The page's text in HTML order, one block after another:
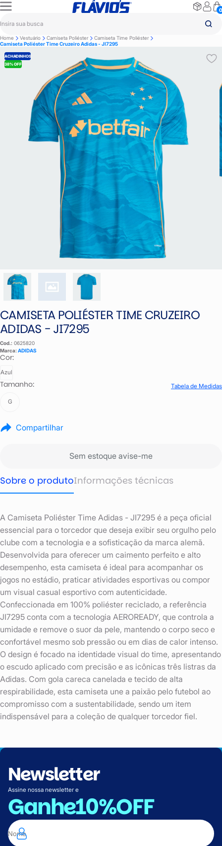
0
Home Vestuário Camiseta Poliéster
Camiseta Time Poliéster
Camiseta Poliéster Time Cruzeiro Adidas - JI7295
38% OFF
ACHADINHOS
CAMISETA POLIÉSTER TIME CRUZEIRO
ADIDAS - JI7295
Cod.: 0625820
Marca: ADIDAS
Cor:
Azul
Tamanho: Tabela de Medidas
G
Compartilhar
Sem estoque avise-me
Sobre o produtoInformações técnicas
A Camiseta Poliéster Time Adidas - JI7295 é a peça oficial
essencial para o torcedor que deseja exibir seu orgulho pelo
clube com a tecnologia e a sofisticação da marca alemã.
Desenvolvida para oferecer um caimento perfeito e alto
desempenho, esta camiseta é ideal para acompanhar os
jogos no estádio, praticar atividades esportivas ou compor
um visual casual esportivo com autenticidade.
Confeccionada em 100% poliéster reciclado, a referência
JI7295 conta com a tecnologia AEROREADY, que controla a
umidade e remove o suor da pele, mantendo o corpo seco e
confortável mesmo sob pressão ou em dias de calor intenso.
O design é focado na identidade visual do time, apresentando
o escudo aplicado com precisão e as icônicas três listras da
Adidas. Com gola careca canelada e tecido de alta
respirabilidade, esta camiseta une a paixão pelo futebol ao
compromisso com a sustentabilidade, sendo um item
indispensável para a coleção de qualquer torcedor fiel.
Newsletter
Assine nossa newsletter e
Ganhe10%OFF